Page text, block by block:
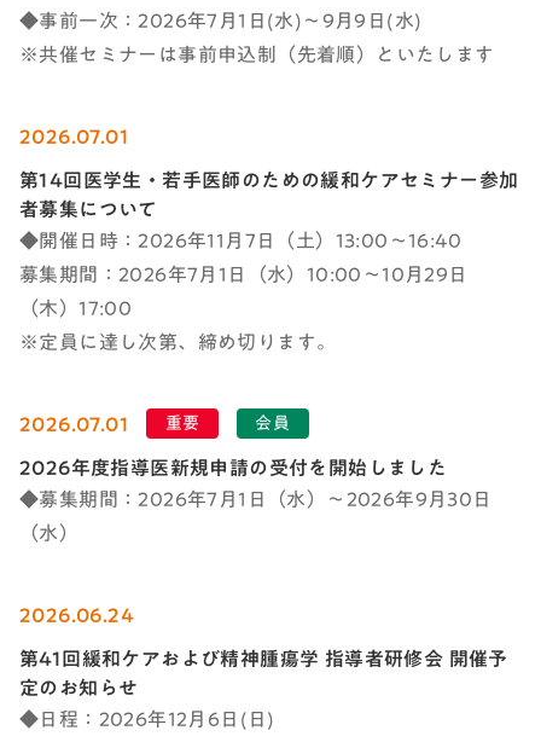
◆事前一次：2026年7月1日(水)～9月9日(水)
※共催セミナーは事前申込制（先着順）といたします
2026.07.01
第14回医学生・若手医師のための緩和ケアセミナー参加
者募集について
◆開催日時：2026年11月7日（土）13:00～16:40
募集期間：2026年7月1日（水）10:00～10月29日
（木）17:00
※定員に達し次第、締め切ります。
2026.07.01 重要 会員
2026年度指導医新規申請の受付を開始しました
◆募集期間：2026年7月1日（水）～2026年9月30日
（水）
2026.06.24
第41回緩和ケアおよび精神腫瘍学 指導者研修会 開催予
定のお知らせ
◆日程：2026年12月6日(日)